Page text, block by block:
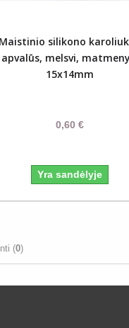
Maistinio silikono
apvalūs, melsvi,
15x14mm
0,60 €
Yra sandėlyje
(0)